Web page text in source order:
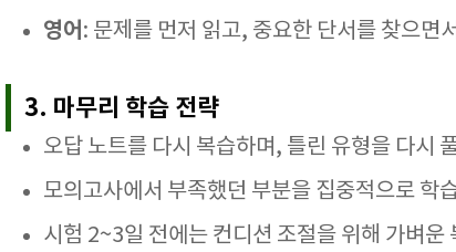
영어 : 문제를 먼저 읽고, 중요한 단서를 찾으면
3. 마무리 학습 전략
오답 노트를 다시 복습하며, 틀린 유형을 다시
모의고사에서 부족했던 부분을 집중적으로 학
시험 2~3일 전에는 컨디션 조절을 위해 가벼운